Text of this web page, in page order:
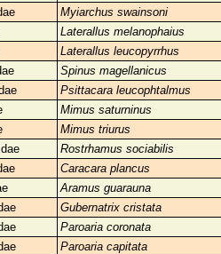
Myiarchus swainsoni
Laterallus melanophaius
Laterallus leucopyrrhus
Spinus magellanicus
Psittacara leucophtalmus
Mimus saturninus
Mimus triurus
Rostrhamus sociabilis
Caracara plancus
Aramus guarauna
Gubernatrix cristata
Paroaria coronata
Paroaria capitata